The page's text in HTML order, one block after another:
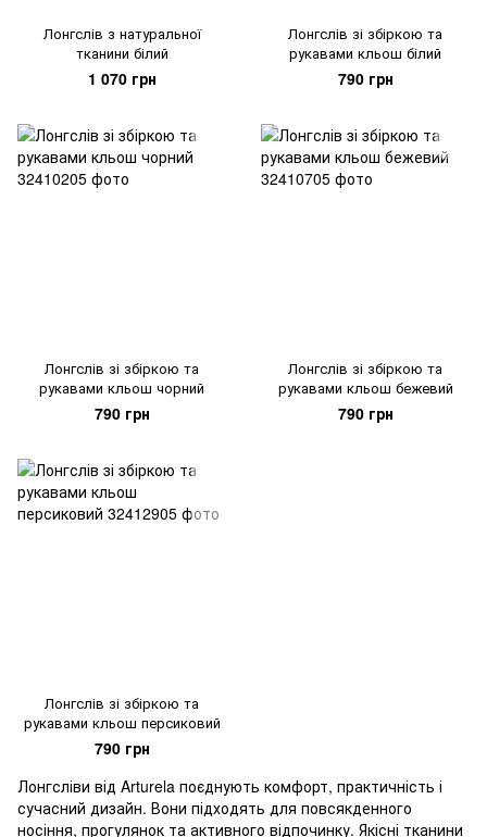
Лонгслів з натуральної
тканини білий
1 070 грн
Лонгслів зі збіркою та
рукавами кльош білий
790 грн
Лонгслів зі збіркою та
рукавами кльош чорний
790 грн
Лонгслів зі збіркою та
рукавами кльош бежевий
790 грн
Лонгслів зі збіркою та
рукавами кльош персиковий
790 грн
Лонгсліви від Arturela поєднують комфорт, практичність і
сучасний дизайн. Вони підходять для повсякденного
носіння, прогулянок та активного відпочинку. Якісні тканини